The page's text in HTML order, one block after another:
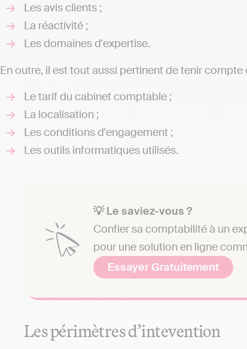
Les avis clients ;
La réactivité ;
Les domaines d'expertise.
En outre, il est tout aussi pertinent de tenir
Le tarif du cabinet comptable ;
La localisation ;
Les conditions d'engagement ;
Les outils informatiques utilisés.
💡 Le saviez-vous ?
Confier sa comptabilité à un
pour une solution en ligne
Essayer Gratuitement
Les périmètres d’intevention